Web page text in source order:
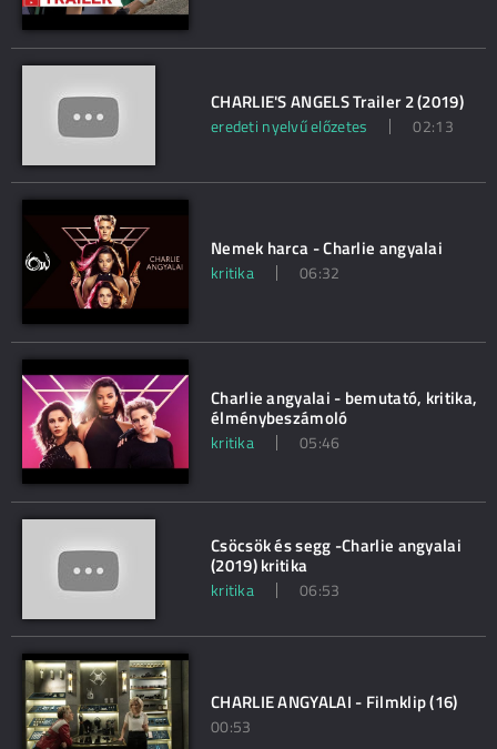
CHARLIE'S ANGELS Trailer 2 (2019)
eredeti nyelvű előzetes 02:13
Nemek harca - Charlie angyalai
kritika 06:32
Charlie angyalai - bemutató, kritika,
élménybeszámoló
kritika 05:46
Csöcsök és segg -Charlie angyalai
(2019) kritika
kritika 06:53
CHARLIE ANGYALAI - Filmklip (16)
00:53